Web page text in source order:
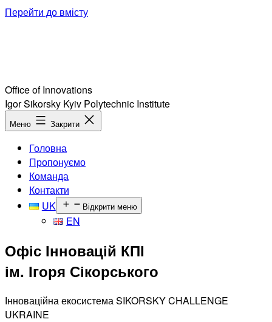
Перейти до вмісту
Office of Innovations
Igor Sikorsky Kyiv Polytechnic Institute
Меню Закрити
Головна
Пропонуємо
Команда
Контакти
UK
Відкрити меню
EN
Офіс Інновацій КПІ
ім. Ігоря Сікорського
Інноваційна екосистема SIKORSKY CHALLENGE
UKRAINE